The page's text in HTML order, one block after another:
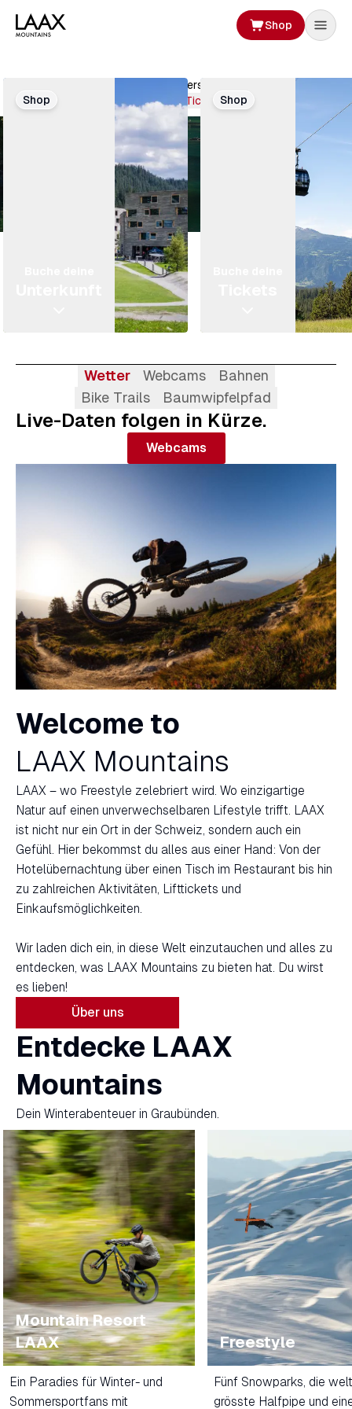
Shop
Mach dich bereit! Die Sommersaison hat gestartet.
Buche deine Tickets
Shop Shop
Wetter Webcams
Bahnen
Bike Trails
Baumwipfelpfad
Live-Daten folgen in Kürze.
Webcams
Welcome to
LAAX Mountains
LAAX – wo Freestyle zelebriert wird. Wo einzigartige
Natur auf einen unverwechselbaren Lifestyle trifft. LAAX
ist nicht nur ein Ort in der Schweiz, sondern auch ein
Gefühl. Hier bekommst du alles aus einer Hand: Von der
Hotelübernachtung über einen Tisch im Restaurant bis hin
zu zahlreichen Aktivitäten, Lifttickets und
Einkaufsmöglichkeiten.
Wir laden dich ein, in diese Welt einzutauchen und alles zu
entdecken, was LAAX Mountains zu bieten hat. Du wirst
es lieben!
Über uns
Entdecke LAAX
Mountains
Dein Winterabenteuer in Graubünden.
Mountain Resort
LAAX
Ein Paradies für Winter- und
Sommersportfans mit
Freestyle
Fünf Snowparks, die
grösste Halfpipe und